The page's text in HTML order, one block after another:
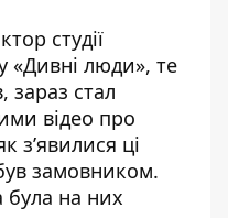
студії
«Дивні люди», те
зараз стал
відео про
з’явилися ці
замовником.
була на них